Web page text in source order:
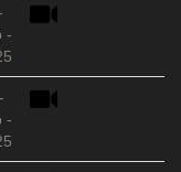
-
-